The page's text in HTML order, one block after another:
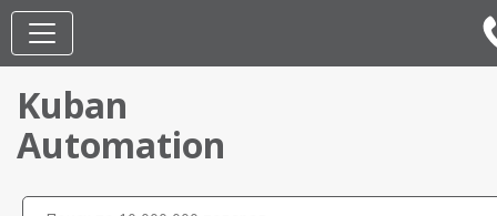
Kuban
Automation